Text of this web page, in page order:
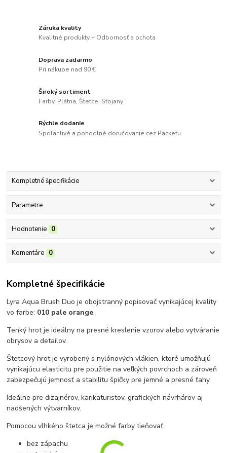
Záruka kvality
Kvalitné produkty + Odbornosť a ochota
Doprava zadarmo
Pri nákupe nad 90 €
Široký sortiment
Farby, Plátna, Štetce, Stojany
Rýchle dodanie
Spoľahlivé a pohodlné doručovanie cez Packetu
Kompletné špecifikácie
Parametre
Hodnotenie 0
Komentáre 0
Kompletné špecifikácie
Lyra Aqua Brush Duo je obojstranný popisovač vynikajúcej kvality
vo farbe: 010 pale orange.
Tenký hrot je ideálny na presné kreslenie vzorov alebo vytváranie
obrysov a detailov.
Štetcový hrot je vyrobený s nylónových vlákien, ktoré umožňujú
vynikajúcu elasticitu pre použitie na veľkých povrchoch a zároveň
zabezpečujú jemnosť a stabilitu špičky pre jemné a presné ťahy.
Ideálne pre dizajnérov, karikaturistov, grafických návrhárov aj
nadšených výtvarníkov.
Pomocou vlhkého štetca je možné farby tieňovať.
bez zápachu